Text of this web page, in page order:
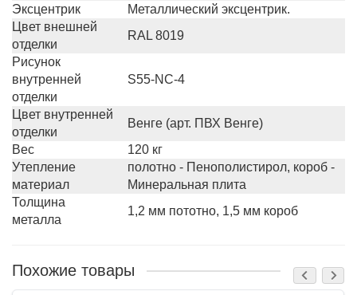
Эксцентрик
Металлический эксцентрик.
Цвет внешней
отделки
RAL 8019
Рисунок
внутренней
отделки
S55-NC-4
Цвет внутренней
отделки
Венге (арт. ПВХ Венге)
Вес
120 кг
Утепление
материал
полотно - Пенополистирол, короб -
Минеральная плита
Толщина
металла
1,2 мм пототно, 1,5 мм короб
Похожие товары